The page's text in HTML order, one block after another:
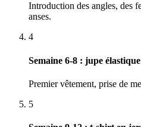
Introduction des angles, des
anses.
4
Semaine 6-8 : jupe élastique
Premier vêtement, prise de
5